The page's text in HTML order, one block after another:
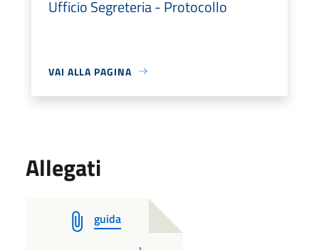
Ufficio Segreteria - Protocollo
VAI ALLA PAGINA
Allegati
guida